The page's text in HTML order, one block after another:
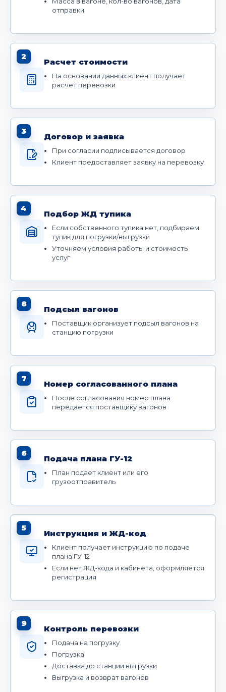
отправки
2
Расчет стоимости
На основании данных клиент получает
расчет перевозки
3
Договор и заявка
При согласии подписывается договор
Клиент предоставляет заявку на перевозку
4
Подбор ЖД тупика
Если собственного тупика нет, подбираем
тупик для погрузки/выгрузки
Уточняем условия работы и стоимость
услуг
8
Подсыл вагонов
Поставщик организует подсыл вагонов на
станцию погрузки
7
Номер согласованного плана
После согласования номер плана
передается поставщику вагонов
6
Подача плана ГУ-12
План подает клиент или его
грузоотправитель
5
Инструкция и ЖД-код
Клиент получает инструкцию по подаче
плана ГУ-12
Если нет ЖД-кода и кабинета, оформляется
регистрация
9
Контроль перевозки
Подача на погрузку
Погрузка
Доставка до станции выгрузки
Выгрузка и возврат вагонов